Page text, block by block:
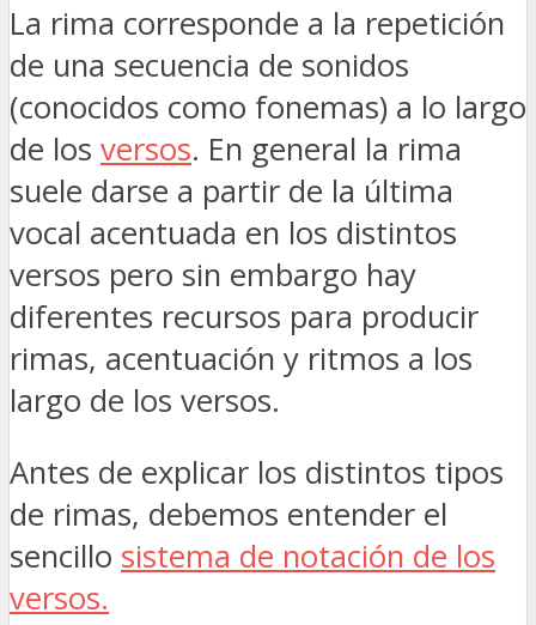
La rima corresponde a la repetición
de una secuencia de sonidos
(conocidos como fonemas) a lo largo
de los versos. En general la rima
suele darse a partir de la última
vocal acentuada en los distintos
versos pero sin embargo hay
diferentes recursos para producir
rimas, acentuación y ritmos a los
largo de los versos.
Antes de explicar los distintos tipos
de rimas, debemos entender el
sencillo sistema de notación de los
versos.